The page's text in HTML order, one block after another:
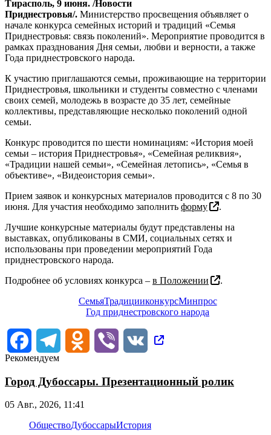
Тирасполь, 9 июня. /Новости
Приднестровья/. Министерство просвещения объявляет о
начале конкурса семейных историй и традиций «Семья
Приднестровья: связь поколений». Мероприятие проводится в
рамках празднования Дня семьи, любви и верности, а также
Года приднестровского народа.
К участию приглашаются семьи, проживающие на территории
Приднестровья, школьники и студенты совместно с членами
своих семей, молодежь в возрасте до 35 лет, семейные
коллективы, представляющие несколько поколений одной
семьи.
Конкурс проводится по шести номинациям: «История моей
семьи – история Приднестровья», «Семейная реликвия»,
«Традиции нашей семьи», «Семейная летопись», «Семья в
объективе», «Видеоистория семьи».
Прием заявок и конкурсных материалов проводится с 8 по 30
июня. Для участия необходимо заполнить форму
.
Лучшие конкурсные материалы будут представлены на
выставках, опубликованы в СМИ, социальных сетях и
использованы при проведении мероприятий Года
приднестровского народа.
Подробнее об условиях конкурса – в Положении
.
СемьяТрадицииконкурсМинпрос
Год приднестровского народа
FacebookTelegram Odnoklassniki
Viber
VK
Рекомендуем
Город Дубоссары. Презентационный ролик
05 Авг., 2026, 11:41
ОбществоДубоссарыИстория